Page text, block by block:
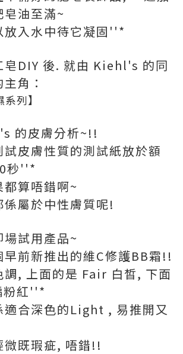
油至滿~
放入水中待它凝固''*
皂DIY 後. 就由 Kiehl's 的同
角：
列】
的皮膚分析~!!
皮膚性質的測試紙放於額
秒''*
算唔錯啊~
屬於中性膚質呢!
試用產品~
早前新推出的維C修護BB霜!!
調, 上面的是 Fair 白皙, 下面
粉紅''*
適合深色的Light , 易推開又
微既瑕疵, 唔錯!!